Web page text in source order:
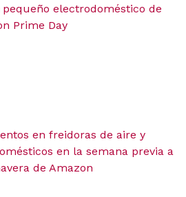
electrodoméstico de
Prime Day
en freidoras de aire y
en la semana previa a
de Amazon